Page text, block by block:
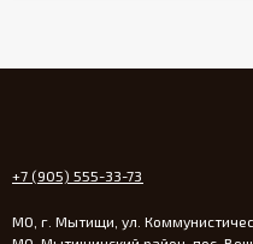
+7 (905) 555-33-73
МО, г. Мытищи, ул.